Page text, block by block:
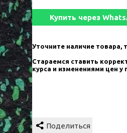
Купить через
Уточните наличие товара,
Стараемся ставить
курса и изменениями цен